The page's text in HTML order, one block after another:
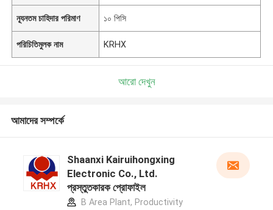
ন্যূনতম চাহিদার পরিমাণ ১০ পিসি
পরিচিতিমুলক নাম KRHX
আরো দেখুন
আমাদের সম্পর্কে
Shaanxi Kairuihongxing
Electronic Co., Ltd.
প্রস্তুতকারক প্রোফাইল
B Area Plant, Productivity